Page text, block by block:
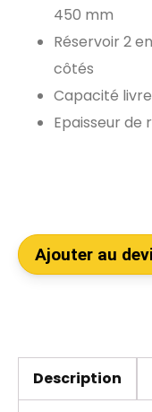
450 mm
Réservoir 2
côtés
Capacité
Epaisseur de
Ajouter au
Description